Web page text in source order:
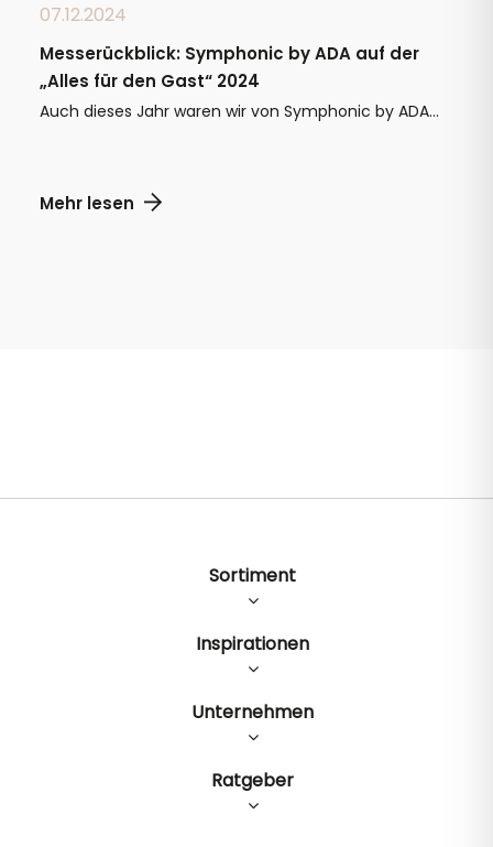
07.12.2024
Messerückblick: Symphonic by ADA auf der
„Alles für den Gast“ 2024
Auch dieses Jahr waren wir von Symphonic by ADA...
Sortiment
Inspirationen
Unternehmen
Ratgeber